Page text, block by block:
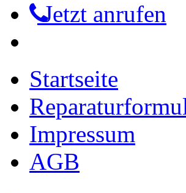
Jetzt anrufen
Startseite
Impressum
AGB